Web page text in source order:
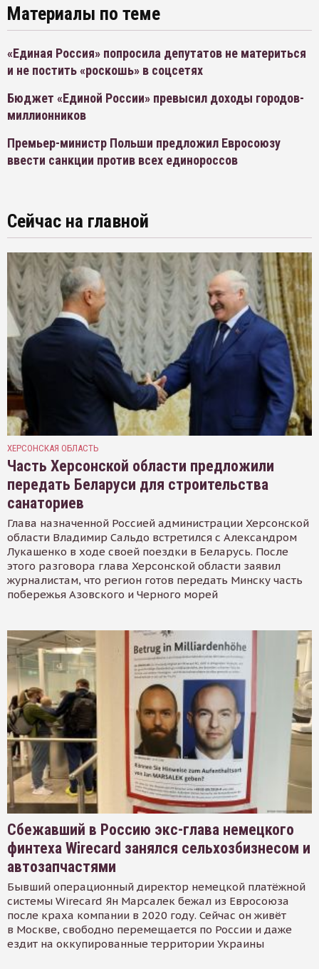
Материалы по теме
«Единая Россия» попросила депутатов не материться
и не постить «роскошь» в соцсетях
Бюджет «Единой России» превысил доходы городов-
миллионников
Премьер-министр Польши предложил Евросоюзу
ввести санкции против всех единороссов
Сейчас на главной
ХЕРСОНСКАЯ ОБЛАСТЬ
Часть Херсонской области предложили
передать Беларуси для строительства
санаториев
Глава назначенной Россией администрации Херсонской
области Владимир Сальдо встретился с Александром
Лукашенко в ходе своей поездки в Беларусь. После
этого разговора глава Херсонской области заявил
журналистам, что регион готов передать Минску часть
побережья Азовского и Черного морей
Сбежавший в Россию экс-глава немецкого
финтеха Wirecard занялся сельхозбизнесом и
автозапчастями
Бывший операционный директор немецкой платёжной
системы Wirecard Ян Марсалек бежал из Евросоюза
после краха компании в 2020 году. Сейчас он живёт
в Москве, свободно перемещается по России и даже
ездит на оккупированные территории Украины